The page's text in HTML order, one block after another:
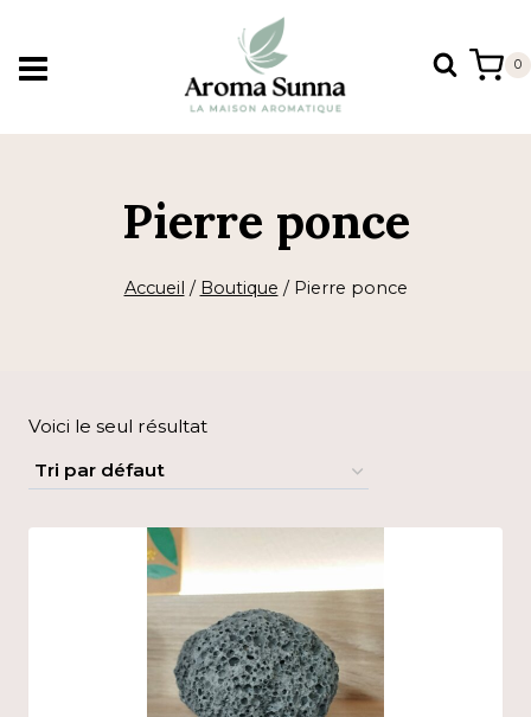
contenu
0
Pierre ponce
Accueil / Boutique / Pierre ponce
Voici le seul résultat